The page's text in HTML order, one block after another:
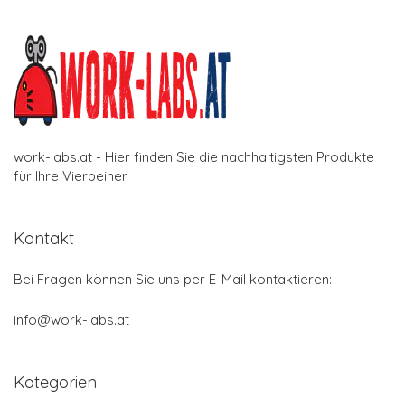
work-labs.at - Hier finden Sie die nachhaltigsten Produkte
für Ihre Vierbeiner
Kontakt
Bei Fragen können Sie uns per E-Mail kontaktieren:
info@work-labs.at
Kategorien